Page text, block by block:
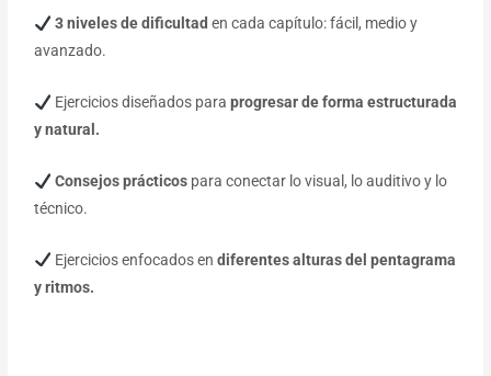
3 niveles de dificultad en cada capítulo: fácil, medio y
avanzado.
Ejercicios diseñados para progresar de forma estructurada
y natural.
Consejos prácticospara conectar lo visual, lo auditivo y lo
técnico.
Ejercicios enfocados en diferentes alturas del pentagrama
y ritmos.